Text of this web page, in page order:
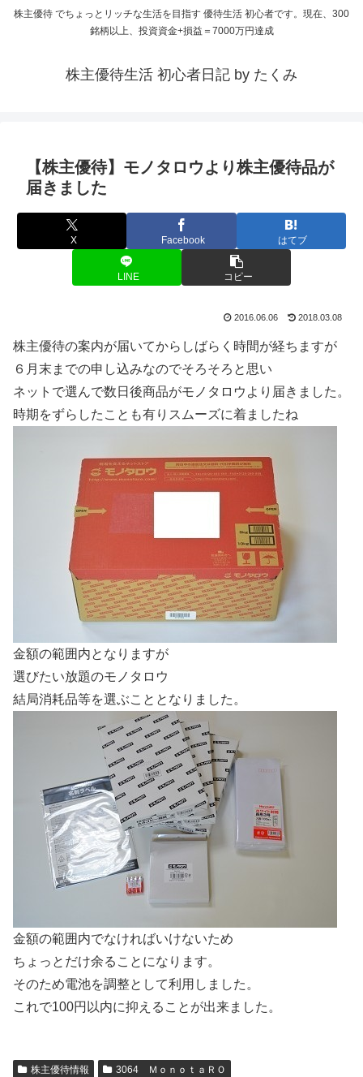
株主優待 でちょっとリッチな生活を目指す 優待生活 初心者です。現在、300
銘柄以上、投資資金+損益＝7000万円達成
株主優待生活 初心者日記 by たくみ
【株主優待】モノタロウより株主優待品が
届きました
X Facebook はてブ
LINE コピー
2016.06.06 2018.03.08
株主優待の案内が届いてからしばらく時間が経ちますが
６月末までの申し込みなのでそろそろと思い
ネットで選んで数日後商品がモノタロウより届きました。
時期をずらしたことも有りスムーズに着ましたね
金額の範囲内となりますが
選びたい放題のモノタロウ
結局消耗品等を選ぶこととなりました。
金額の範囲内でなければいけないため
ちょっとだけ余ることになります。
そのため電池を調整として利用しました。
これで100円以内に抑えることが出来ました。
株主優待情報 3064 ＭｏｎｏｔａＲＯ